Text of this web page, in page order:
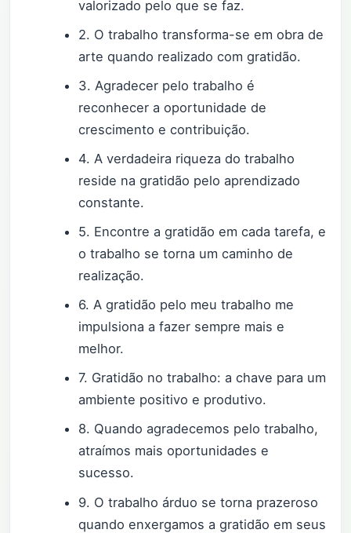
valorizado pelo que se faz.
2. O trabalho transforma-se em obra de
arte quando realizado com gratidão.
3. Agradecer pelo trabalho é
reconhecer a oportunidade de
crescimento e contribuição.
4. A verdadeira riqueza do trabalho
reside na gratidão pelo aprendizado
constante.
5. Encontre a gratidão em cada tarefa, e
o trabalho se torna um caminho de
realização.
6. A gratidão pelo meu trabalho me
impulsiona a fazer sempre mais e
melhor.
7. Gratidão no trabalho: a chave para um
ambiente positivo e produtivo.
8. Quando agradecemos pelo trabalho,
atraímos mais oportunidades e
sucesso.
9. O trabalho árduo se torna prazeroso
quando enxergamos a gratidão em seus